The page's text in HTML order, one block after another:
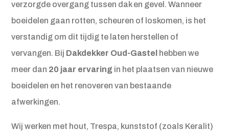
verzorgde overgang tussen dak en gevel. Wanneer
boeidelen gaan rotten, scheuren of loskomen, is het
verstandig om dit tijdig te laten herstellen of
vervangen. Bij Dakdekker Oud-Gastel hebben we
meer dan 20 jaar ervaring in het plaatsen van nieuwe
boeidelen en het renoveren van bestaande
afwerkingen.
Wij werken met hout, Trespa, kunststof (zoals Keralit)